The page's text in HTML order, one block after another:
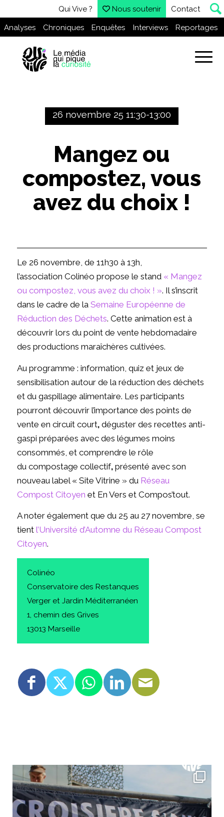
Qui Vive ? Nous soutenir Contact
Analyses Chroniques Enquêtes Interviews Reportages
26 novembre 25 11:30-13:00
Mangez ou
compostez, vous
avez du choix !
Le 26 novembre, de 11h30 à 13h,
l’association Colinéo propose le stand « Mangez
ou compostez, vous avez du choix ! ». Il s’inscrit
dans le cadre de la Semaine Européenne de
Réduction des Déchets. Cette animation est à
découvrir lors du point de vente hebdomadaire
des productions maraîchères cultivées.
Au programme : information, quiz et jeux de
sensibilisation autour de la réduction des déchets
et du gaspillage alimentaire. Les participants
pourront découvrir l’importance des points de
vente en circuit court,déguster des recettes anti-
gaspi préparées avec des légumes moins
consommés, et comprendre le rôle
du compostage collectif,présenté avec son
nouveau label « Site Vitrine » du Réseau
Compost Citoyen et En Vers et Compos’tout.
A noter également que du 25 au 27 novembre, se
tient l’Université d’Automne du Réseau Compost
Citoyen.
Colinéo
Conservatoire des Restanques
Verger et Jardin Méditerranéen
1, chemin des Grives
13013 Marseille